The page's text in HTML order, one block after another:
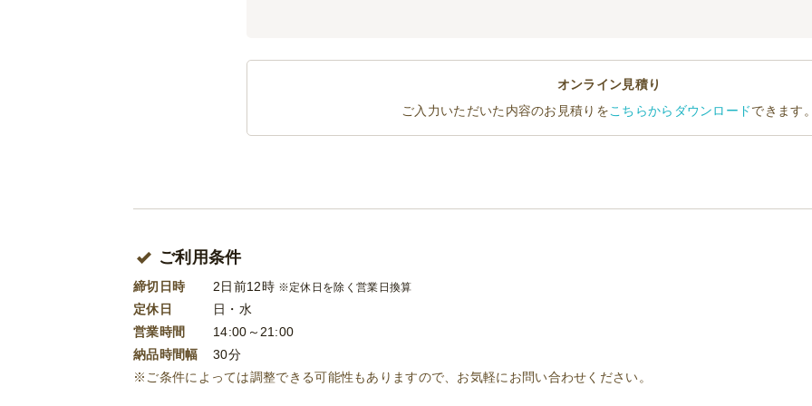
オンライン見積り
ご入力いただいた内容のお見積りをこちらからダウンロードできます
ご利用条件
締切日時 2日前12時 ※定休日を除く営業日換算
定休日
日・水
営業時間
14:00～21:00
納品時間幅
30分
※ご条件によっては調整できる可能性もありますので、お気軽にお問い合わせください。